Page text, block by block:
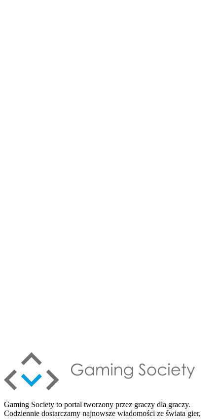
Gaming Society to portal tworzony przez graczy dla graczy.
Codziennie dostarczamy najnowsze wiadomości ze świata gier,